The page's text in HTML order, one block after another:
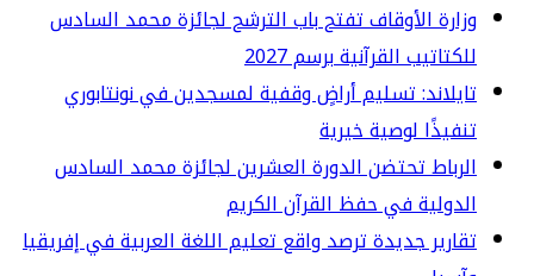
الأوقاف تفتح باب الترشح لجائزة محمد السادس
القرآنية برسم 2027
تسليم أراضٍ وقفية لمسجدين في نونتابوري
لوصية خيرية
تحتضن الدورة العشرين لجائزة محمد السادس
في حفظ القرآن الكريم
جديدة ترصد واقع تعليم اللغة العربية في إفريقيا